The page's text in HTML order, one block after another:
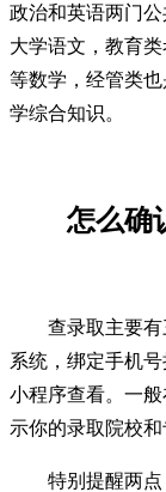
政治和英语两门
大学语文，教育
等数学，经管类
学综合知识。
怎么确
查录取主要
系统，绑定手机
小程序查看。一
示你的录取院校和
特别提醒两